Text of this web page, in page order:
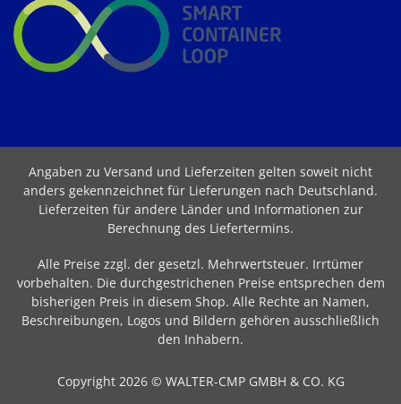
Angaben zu Versand und Lieferzeiten gelten soweit nicht
anders gekennzeichnet für Lieferungen nach Deutschland.
Lieferzeiten für andere Länder und Informationen zur
Berechnung des Liefertermins.
Alle Preise zzgl. der gesetzl. Mehrwertsteuer. Irrtümer
vorbehalten. Die durchgestrichenen Preise entsprechen dem
bisherigen Preis in diesem Shop. Alle Rechte an Namen,
Beschreibungen, Logos und Bildern gehören ausschließlich
den Inhabern.
Copyright 2026 © WALTER-CMP GMBH & CO. KG